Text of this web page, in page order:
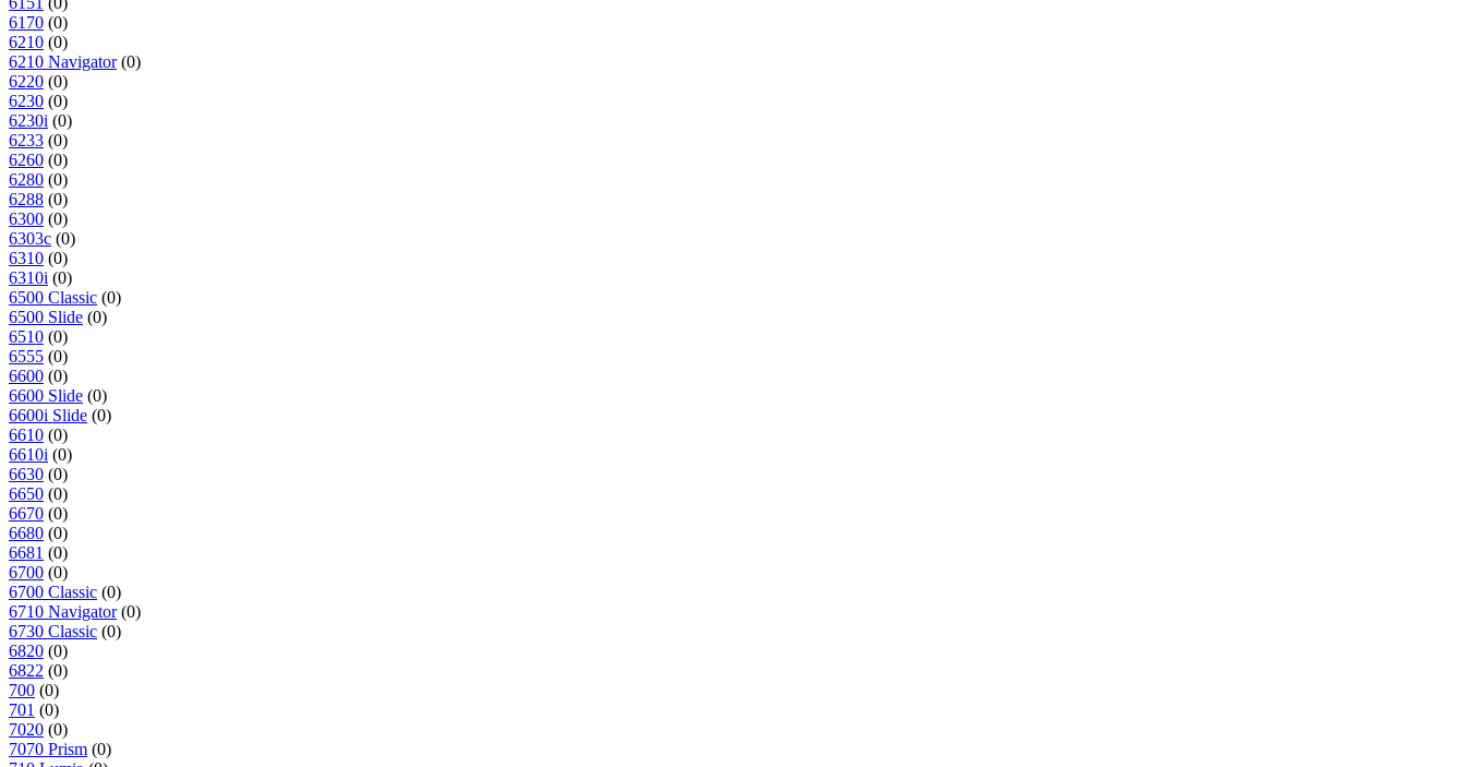
6170 (0)
6210 (0)
6210 Navigator(0)
6220 (0)
6230 (0)
6230i (0)
6233 (0)
6260 (0)
6280 (0)
6288 (0)
6300 (0)
6303c (0)
6310 (0)
6310i (0)
6500 Classic (0)
6500 Slide (0)
6510 (0)
6555 (0)
6600 (0)
6600 Slide (0)
6600i Slide (0)
6610 (0)
6610i (0)
6630 (0)
6650 (0)
6670 (0)
6680 (0)
6681 (0)
6700 (0)
6700 Classic (0)
6710 Navigator(0)
6730 Classic (0)
6820 (0)
6822 (0)
700 (0)
701 (0)
7020 (0)
7070 Prism (0)